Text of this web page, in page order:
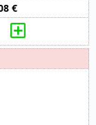
€